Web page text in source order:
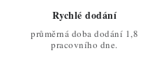
Rychlé dodání
průměrná doba dodání 1,8
pracovního dne.